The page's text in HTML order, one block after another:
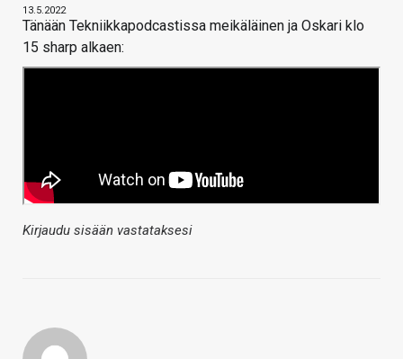
13.5.2022
Tänään Tekniikkapodcastissa meikäläinen ja Oskari klo
15 sharp alkaen:
Kirjaudu sisään vastataksesi